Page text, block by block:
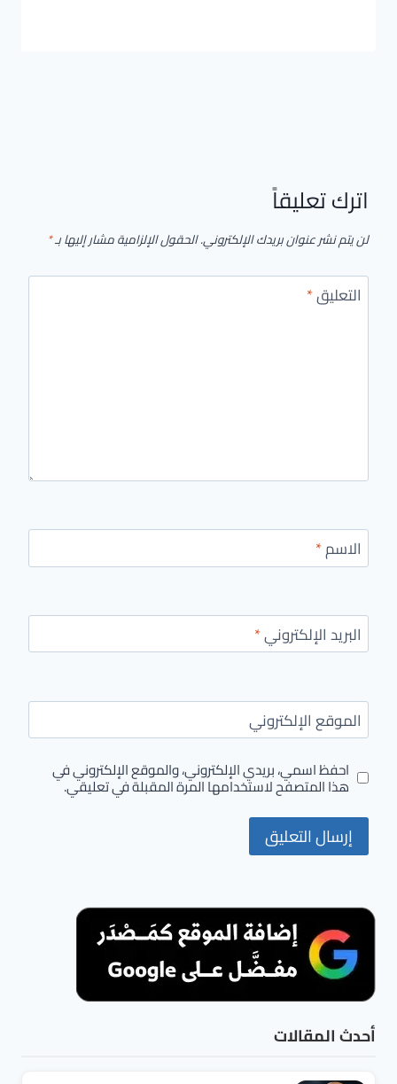
اترك تعليقاً
لن يتم نشر عنوان بريدك الإلكتروني.الحقول الإلزامية مشار إليها بـ*
التعليق*
الاسم*
البريد الإلكتروني*
الموقع الإلكتروني
احفظ اسمي، بريدي الإلكتروني، والموقع الإلكتروني في
هذا المتصفح لاستخدامها المرة المقبلة في تعليقي.
أحدث المقالات